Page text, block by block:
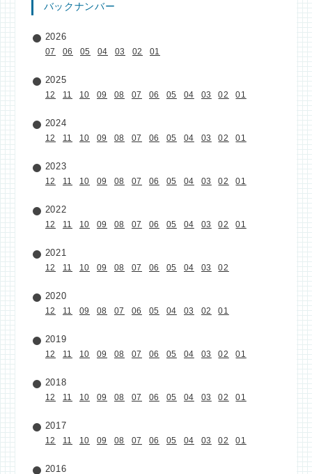
バックナンバー
2026
07 06 05 04 03 02 01
2025
12 11 10 09 08 07 06 05 04 03 02 01
2024
12 11 10 09 08 07 06 05 04 03 02 01
2023
12 11 10 09 08 07 06 05 04 03 02 01
2022
12 11 10 09 08 07 06 05 04 03 02 01
2021
12 11 10 09 08 07 06 05 04 03 02
2020
12 11 09 08 07 06 05 04 03 02 01
2019
12 11 10 09 08 07 06 05 04 03 02 01
2018
12 11 10 09 08 07 06 05 04 03 02 01
2017
12 11 10 09 08 07 06 05 04 03 02 01
2016